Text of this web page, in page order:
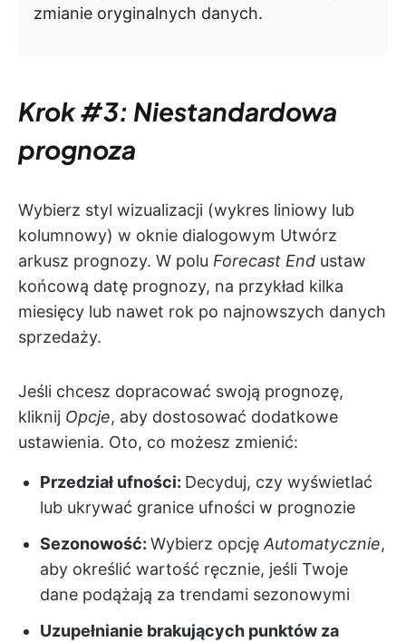
zmianie oryginalnych danych.
Krok #3: Niestandardowa
prognoza
Wybierz styl wizualizacji (wykres liniowy lub
kolumnowy) w oknie dialogowym Utwórz
arkusz prognozy. W polu Forecast End ustaw
końcową datę prognozy, na przykład kilka
miesięcy lub nawet rok po najnowszych danych
sprzedaży.
Jeśli chcesz dopracować swoją prognozę,
kliknij Opcje, aby dostosować dodatkowe
ustawienia. Oto, co możesz zmienić:
Przedział ufności: Decyduj, czy wyświetlać
lub ukrywać granice ufności w prognozie
Sezonowość: Wybierz opcję Automatycznie,
aby określić wartość ręcznie, jeśli Twoje
dane podążają za trendami sezonowymi
Uzupełnianie brakujących punktów za